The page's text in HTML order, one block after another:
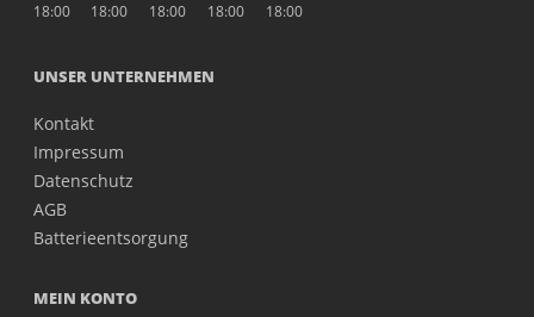
18:00
18:00
18:00
18:00
18:00
UNSER UNTERNEHMEN
Kontakt
Impressum
Datenschutz
AGB
Batterieentsorgung
MEIN KONTO